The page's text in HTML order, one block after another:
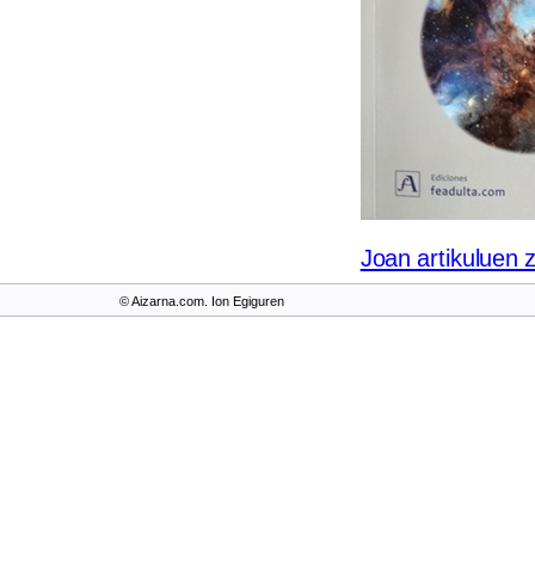
Joan artikuluen
© Aizarna.com. Ion Egiguren